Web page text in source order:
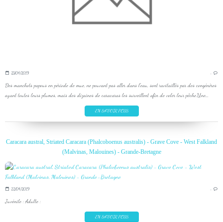
23/04/2019 …
Des manchots papous en période de mue, ne pouvant pas aller dans l'eau, sont ravitaillés par des congénères
ayant toutes leurs plumes, mais des dizaines de caracaras les surveillent afin de voler leur pêche.Une...
EN SAVOIR PLUS
Caracara austral, Striated Caracara (Phalcoboenus australis) - Grave Cove - West Falkland
(Malvinas, Malouines) - Grande-Bretagne
22/04/2019 …
Juvénile : Adulte :
EN SAVOIR PLUS